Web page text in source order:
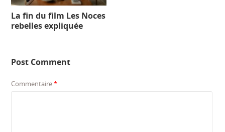
La fin du film Les Noces
rebelles expliquée
Post Comment
Commentaire*